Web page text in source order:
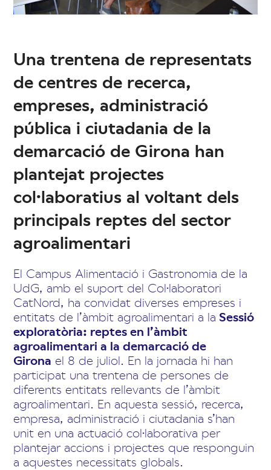
Una trentena de representats
de centres de recerca,
empreses, administració
pública i ciutadania de la
demarcació de Girona han
plantejat projectes
col·laboratius al voltant dels
principals reptes del sector
agroalimentari
El Campus Alimentació i Gastronomia de la
UdG, amb el suport del Col·laboratori
CatNord, ha convidat diverses empreses i
entitats de l’àmbit agroalimentari a la Sessió
exploratòria: reptes en l’àmbit
agroalimentari a la demarcació de
Girona el 8 de juliol. En la jornada hi han
participat una trentena de persones de
diferents entitats rellevants de l’àmbit
agroalimentari. En aquesta sessió, recerca,
empresa, administració i ciutadania s’han
unit en una actuació col·laborativa per
plantejar accions i projectes que responguin
a aquestes necessitats globals.